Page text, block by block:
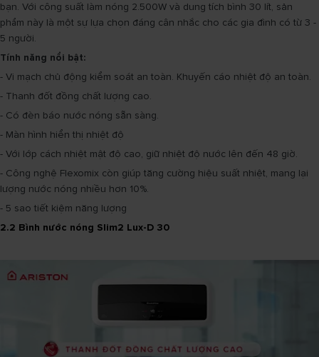
bạn. Với công suất làm nóng 2.500W và dung tích bình 30 lít, sản
phẩm này là một sự lựa chọn đáng cân nhắc cho các gia đình có từ 3 -
5 người.
Tính năng nổi bật:
- Vi mạch chủ động kiểm soát an toàn. Khuyến cáo nhiệt độ an toàn.
- Thanh đốt đồng chất lượng cao.
- Có đèn báo nước nóng sẵn sàng.
- Màn hình hiển thị nhiệt độ
- Với lớp cách nhiệt mật độ cao, giữ nhiệt độ nước lên đến 48 giờ.
- Công nghệ Flexomix còn giúp tăng cường hiệu suất nhiệt, mang lại
lượng nước nóng nhiều hơn 10%.
- 5 sao tiết kiệm năng lượng
2.2 Bình nước nóng Slim2 Lux-D 30